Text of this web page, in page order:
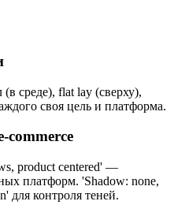
среде), flat lay (сверху),
своя цель и платформа.
commerce
product centered' —
платформ. 'Shadow: none,
для контроля теней.